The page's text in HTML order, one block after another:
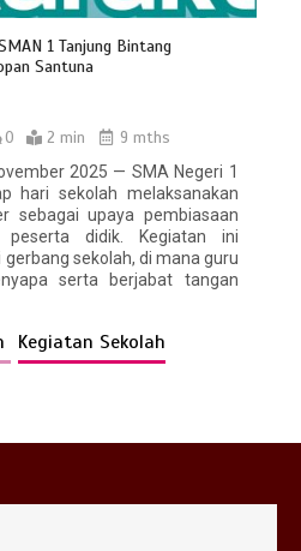
1 Tanjung Bintang
Santuna
0 2 min
9 mths
2025 — SMA Negeri 1
hari sekolah melaksanakan
sebagai upaya pembiasaan
didik. Kegiatan ini
sekolah, di mana guru
serta berjabat tangan
Kegiatan Sekolah
di Hari Pertama Masuk
2 min
1 Tanjung Bintang Menjadi Tuan
3 min